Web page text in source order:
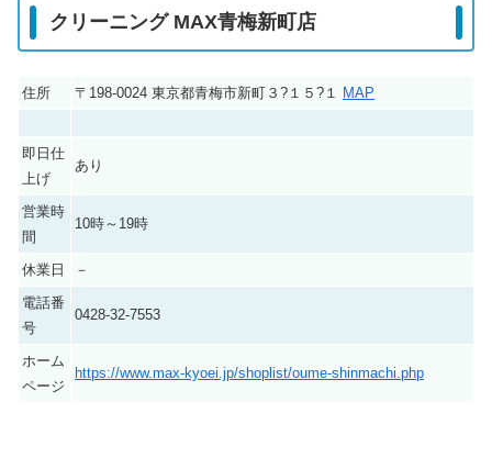
クリーニング MAX青梅新町店
住所 〒198-0024 東京都青梅市新町３?１５?１ MAP
即日仕
上げ
あり
営業時
間
10時～19時
休業日
－
電話番
号
0428-32-7553
ホーム
ページ
https://www.max-kyoei.jp/shoplist/oume-shinmachi.php